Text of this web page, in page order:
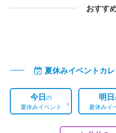
おすす
夏休みイベントカ
今日の
夏休みイベント
明日
夏休みイ